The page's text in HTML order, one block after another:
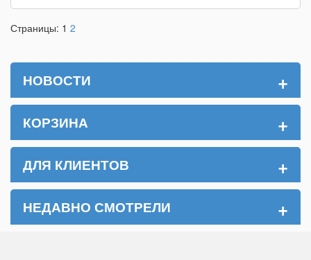
Страницы: 1 2
НОВОСТИ +
КОРЗИНА +
ДЛЯ КЛИЕНТОВ +
НЕДАВНО СМОТРЕЛИ +